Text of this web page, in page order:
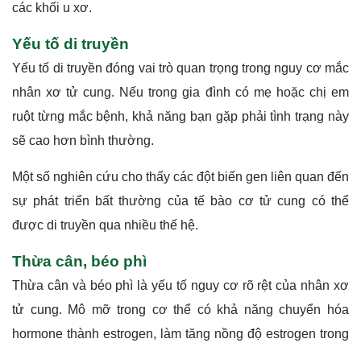
các khối u xơ.
Yếu tố di truyền
Yếu tố di truyền đóng vai trò quan trọng trong nguy cơ mắc
nhân xơ tử cung. Nếu trong gia đình có mẹ hoặc chị em
ruột từng mắc bệnh, khả năng bạn gặp phải tình trạng này
sẽ cao hơn bình thường.
Một số nghiên cứu cho thấy các đột biến gen liên quan đến
sự phát triển bất thường của tế bào cơ tử cung có thể
được di truyền qua nhiều thế hệ.
Thừa cân, béo phì
Thừa cân và béo phì là yếu tố nguy cơ rõ rệt của nhân xơ
tử cung. Mô mỡ trong cơ thể có khả năng chuyển hóa
hormone thành estrogen, làm tăng nồng độ estrogen trong